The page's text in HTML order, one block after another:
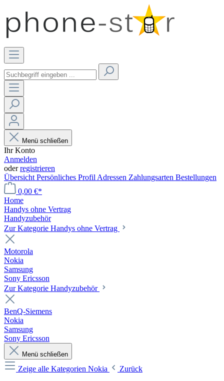
Menü schließen
Ihr Konto
Anmelden
oderregistrieren
Übersicht Persönliches Profil Adressen Zahlungsarten Bestellungen
0,00 €*
Home
Handys ohne Vertrag
Handyzubehör
Zur Kategorie Handys ohne Vertrag
Motorola
Nokia
Samsung
Sony Ericsson
Zur Kategorie Handyzubehör
BenQ-Siemens
Nokia
Samsung
Sony Ericsson
Menü schließen
Zeige alle Kategorien Nokia
Zurück